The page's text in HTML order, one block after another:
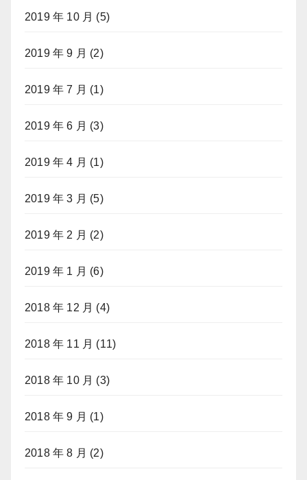
2019 年 10 月 (5)
2019 年 9 月 (2)
2019 年 7 月 (1)
2019 年 6 月 (3)
2019 年 4 月 (1)
2019 年 3 月 (5)
2019 年 2 月 (2)
2019 年 1 月 (6)
2018 年 12 月 (4)
2018 年 11 月 (11)
2018 年 10 月 (3)
2018 年 9 月 (1)
2018 年 8 月 (2)